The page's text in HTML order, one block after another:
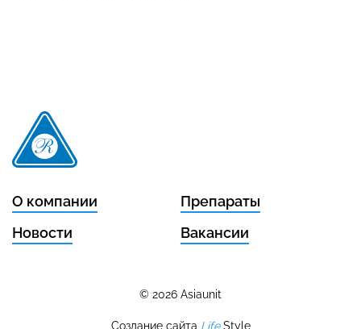
О компании
Препараты
Новости
Вакансии
© 2026 Asiaunit
Создание сайта LifeStyle